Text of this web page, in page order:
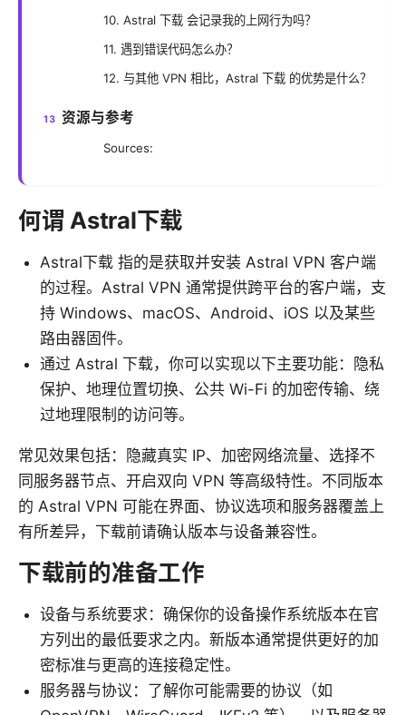
10. Astral 下载 会记录我的上网行为吗？
11. 遇到错误代码怎么办？
12. 与其他 VPN 相比，Astral 下载 的优势是什么？
资源与参考
Sources:
何谓 Astral下载
Astral下载 指的是获取并安装 Astral VPN 客户端
的过程。Astral VPN 通常提供跨平台的客户端，支
持 Windows、macOS、Android、iOS 以及某些
路由器固件。
通过 Astral 下载，你可以实现以下主要功能：隐私
保护、地理位置切换、公共 Wi-Fi 的加密传输、绕
过地理限制的访问等。
常见效果包括：隐藏真实 IP、加密网络流量、选择不
同服务器节点、开启双向 VPN 等高级特性。不同版本
的 Astral VPN 可能在界面、协议选项和服务器覆盖上
有所差异，下载前请确认版本与设备兼容性。
下载前的准备工作
设备与系统要求：确保你的设备操作系统版本在官
方列出的最低要求之内。新版本通常提供更好的加
密标准与更高的连接稳定性。
服务器与协议：了解你可能需要的协议（如